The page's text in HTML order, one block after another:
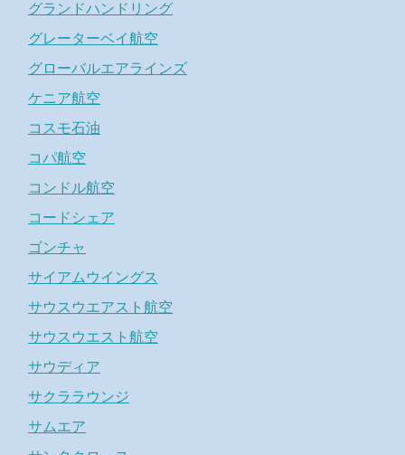
グランドハンドリング
グレーターベイ航空
グローバルエアラインズ
ケニア航空
コスモ石油
コパ航空
コンドル航空
コードシェア
ゴンチャ
サイアムウイングス
サウスウエアスト航空
サウスウエスト航空
サウディア
サクララウンジ
サムエア